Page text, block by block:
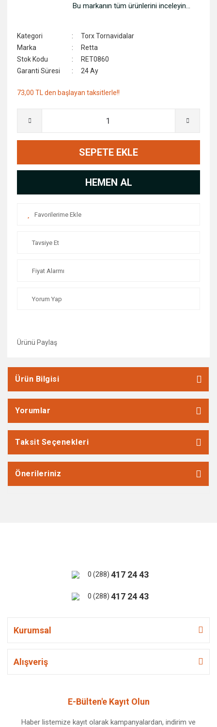
Bu markanın tüm ürünlerini inceleyin...
Kategori
Torx Tornavidalar
Marka
Retta
Stok Kodu
RET0860
Garanti Süresi
24 Ay
73,00 TL den başlayan taksitlerle!!
SEPETE EKLE
HEMEN AL
Tavsiye Et
Fiyat Alarmı
Yorum Yap
Ürünü Paylaş
Ürün Bilgisi
Yorumlar
Taksit Seçenekleri
Önerileriniz
0 (288) 417 24 43
0 (288) 417 24 43
Kurumsal
Alışveriş
E-Bülten'e Kayıt Olun
Haber listemize kayıt olarak kampanyalardan, indirim ve